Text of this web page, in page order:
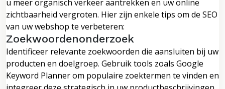
u meer organisch verkeer aantrekken en uw online
zichtbaarheid vergroten. Hier zijn enkele tips om de SEO
van uw webshop te verbeteren:
Zoekwoordenonderzoek
Identificeer relevante zoekwoorden die aansluiten bij uw
producten en doelgroep. Gebruik tools zoals Google
Keyword Planner om populaire zoektermen te vinden en